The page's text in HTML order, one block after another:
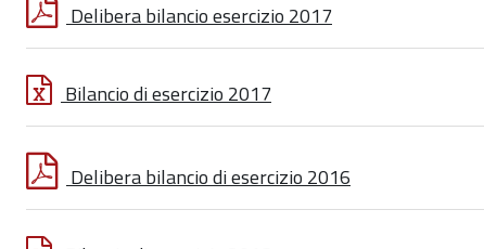
Delibera bilancio esercizio 2017
Bilancio di esercizio 2017
Delibera bilancio di esercizio 2016